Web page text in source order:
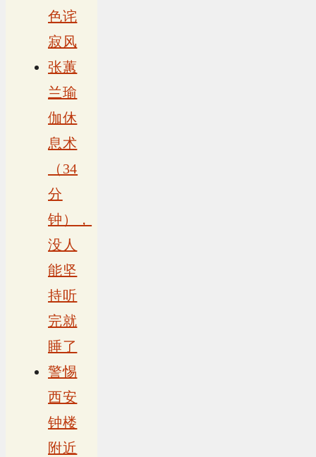
色诧
寂风
张蕙
兰瑜
伽休
息术
（34
分
钟），
没人
能坚
持听
完就
睡了
警惕
西安
钟楼
附近